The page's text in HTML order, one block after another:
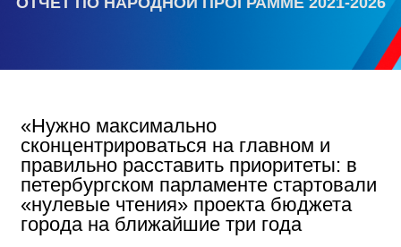
«Нужно максимально
сконцентрироваться на главном и
правильно расставить приоритеты: в
петербургском парламенте стартовали
«нулевые чтения» проекта бюджета
города на ближайшие три года